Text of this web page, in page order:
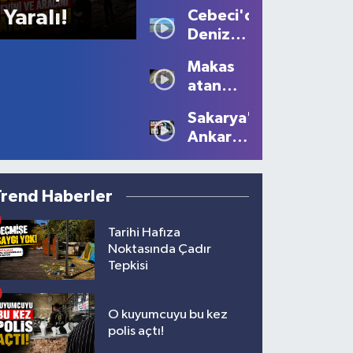
Yaralı!
Büyüledi:
Kartpostallık
Manzaralar
Oluştu
Cebeci'de
Deniz
Tüm
Güzelliğiyle
Devam
Ediyor
Makas
atan
10 bin
lira ceza
Sakarya'dan
Ankara'ya
çağrısı
Haberler
Tarihi Hafıza
Noktasında Çadır
Tepkisi
O kuyumcuyu bu kez
polis açtı!